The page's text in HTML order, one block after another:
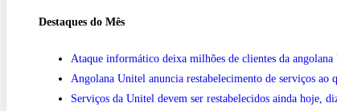
Destaques do Mês
Ataque informático deixa milhões de clientes da
Angolana Unitel anuncia restabelecimento de serviços ao
Serviços da Unitel devem ser restabelecidos ainda hoje,